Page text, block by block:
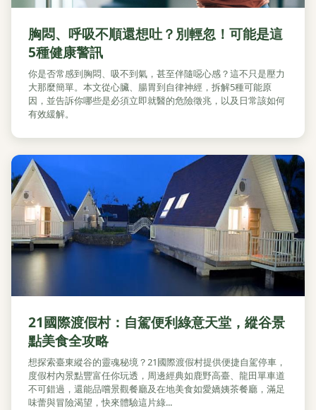
胸悶、呼吸不順還想吐？別輕忽！可能是這
5種健康警訊
你是否常感到胸悶、吸不到氣，甚至伴隨噁心感？這不只是壓力
大那麼簡單。本文從心臟、腸胃到自律神經，拆解5種可能原
因，並告訴你哪些是必須立即就醫的危險徵兆，以及日常該如何
有效緩解。
21國際渡假村：自駕便利綠意天堂，縱谷景
點美食全攻略
想探索臺東縱谷的靈魂秘境？21國際渡假村提供便捷自駕停車，
度假村內景點豐富任你玩透，周邊經典如鹿野高臺、龍田單車道
不可錯過，還能品嚐景觀餐廳及在地美食如愛嬌姨茶餐廳，滿足
味蕾與冒險渴望，快來體驗這片綠...